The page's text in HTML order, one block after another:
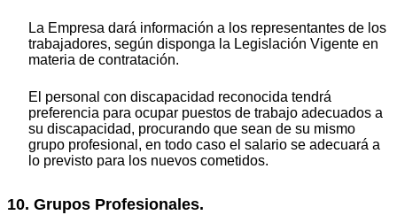
La Empresa dará información a los representantes de los
trabajadores, según disponga la Legislación Vigente en
materia de contratación.
El personal con discapacidad reconocida tendrá
preferencia para ocupar puestos de trabajo adecuados a
su discapacidad, procurando que sean de su mismo
grupo profesional, en todo caso el salario se adecuará a
lo previsto para los nuevos cometidos.
10. Grupos Profesionales.